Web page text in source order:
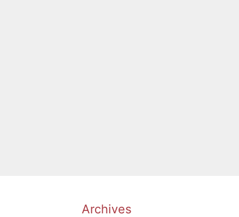
Archives